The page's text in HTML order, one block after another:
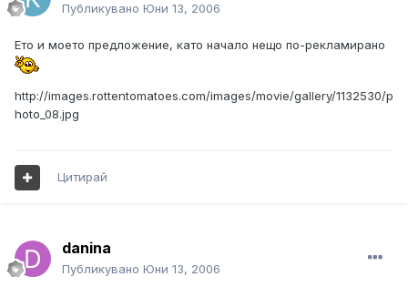
Публикувано Юни 13, 2006
Ето и моето предложение, като начало нещо по-рекламирано
http://images.rottentomatoes.com/images/movie/gallery/1132530/p
hoto_08.jpg
Цитирай
danina
Публикувано Юни 13, 2006